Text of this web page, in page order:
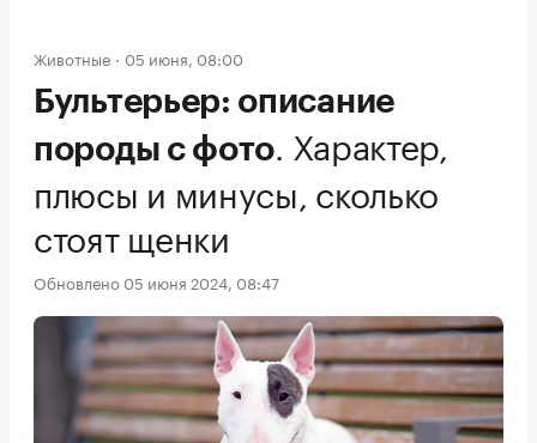
Животные 05 июня, 08:00
Бультерьер: описание
породы с фото. Характер,
плюсы и минусы, сколько
стоят щенки
Обновлено 05 июня 2024, 08:47